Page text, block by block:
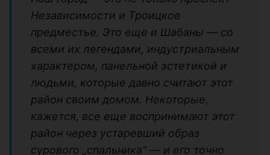
Независимости и Троицкое
предместье. Это еще и Шабаны — со
всеми их легендами, индустриальным
характером, панельной эстетикой и
людьми, которые давно считают этот
район своим домом. Некоторые,
кажется, все еще воспринимают этот
район через устаревший образ
сурового „спальника" — и его точно